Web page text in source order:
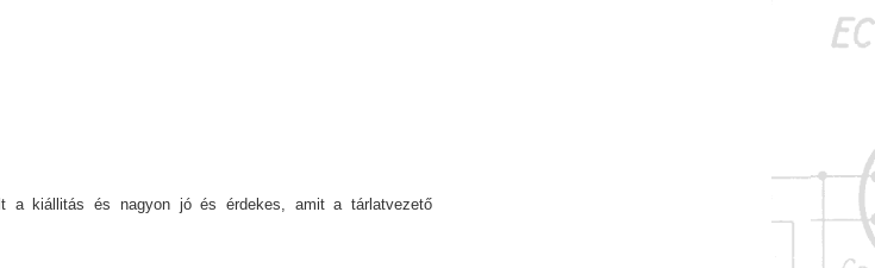
a kiállitás és nagyon jó és érdekes, amit a tárlatvezető